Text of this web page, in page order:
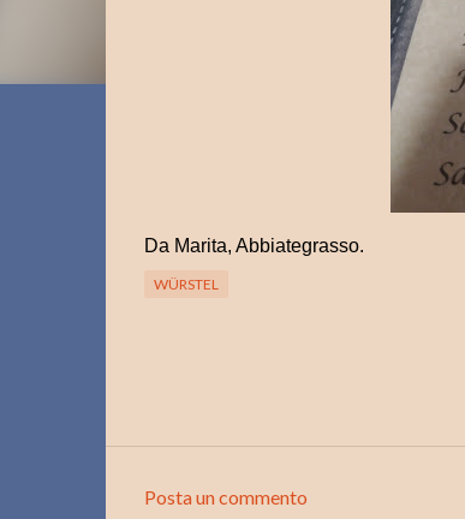
Da Marita, Abbiategrasso.
WÜRSTEL
Posta un commento